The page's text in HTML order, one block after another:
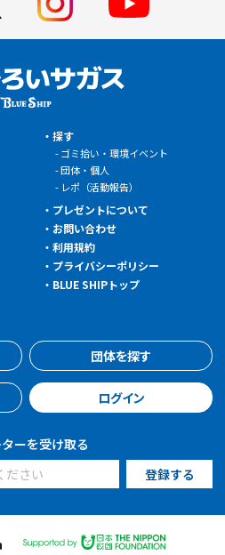
探す
ゴミ拾い・環境イベント
団体・個人
レポ（活動報告）
プレゼントについて
お問い合わせ
利用規約
プライバシーポリシー
BLUE SHIPトップ
団体を探す
ログイン
ーを受け取る